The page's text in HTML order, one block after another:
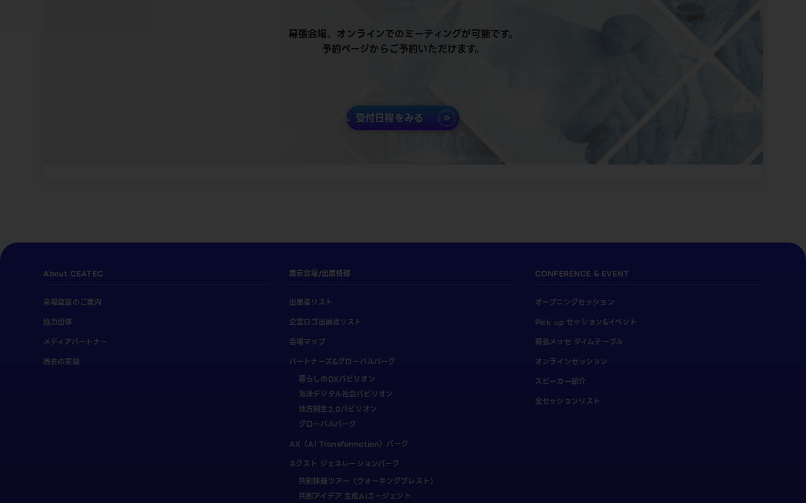
幕張会場、オンラインでのミーティングが可能です。
予約ページからご予約いただけます。
受付日程をみる
About CEATEC
来場登録のご案内
協力団体
メディアパートナー
過去の実績
展示会場/出展情報
出展者リスト
企業ロゴ出展者リスト
会場マップ
パートナーズ&グローバルパーク
暮らしのDXパビリオン
海洋デジタル社会パビリオン
地方創生2.0パビリオン
グローバルパーク
AX（AI Transformation）パーク
ネクスト ジェネレーションパーク
共創体験ツアー（ウォーキングブレスト）
共創アイデア 生成AIエージェント
CONFERENCE & EVENT
オープニングセッション
Pick up セッション&イベント
幕張メッセ タイムテーブル
オンラインセッション
スピーカー紹介
全セッションリスト